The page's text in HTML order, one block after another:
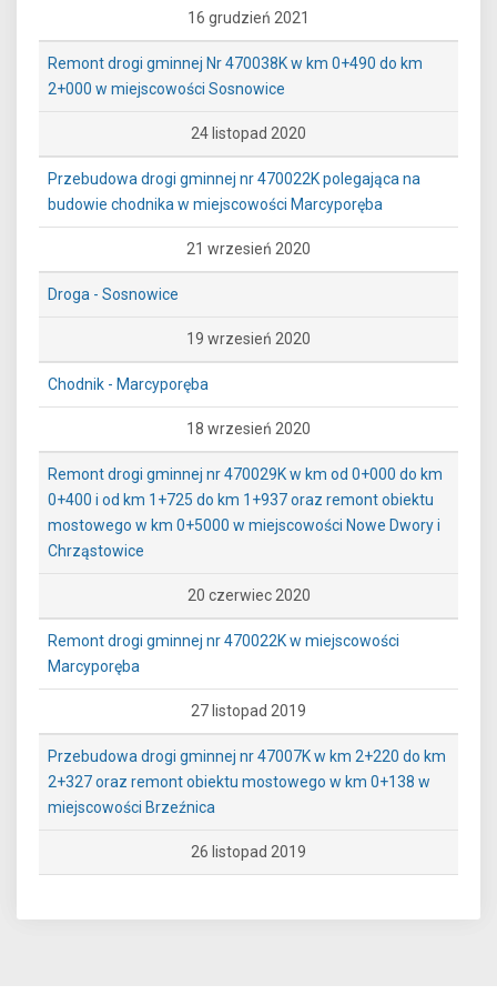
16 grudzień 2021
Remont drogi gminnej Nr 470038K w km 0+490 do km
2+000 w miejscowości Sosnowice
24 listopad 2020
Przebudowa drogi gminnej nr 470022K polegająca na
budowie chodnika w miejscowości Marcyporęba
21 wrzesień 2020
Droga - Sosnowice
19 wrzesień 2020
Chodnik - Marcyporęba
18 wrzesień 2020
Remont drogi gminnej nr 470029K w km od 0+000 do km
0+400 i od km 1+725 do km 1+937 oraz remont obiektu
mostowego w km 0+5000 w miejscowości Nowe Dwory i
Chrząstowice
20 czerwiec 2020
Remont drogi gminnej nr 470022K w miejscowości
Marcyporęba
27 listopad 2019
Przebudowa drogi gminnej nr 47007K w km 2+220 do km
2+327 oraz remont obiektu mostowego w km 0+138 w
miejscowości Brzeźnica
26 listopad 2019